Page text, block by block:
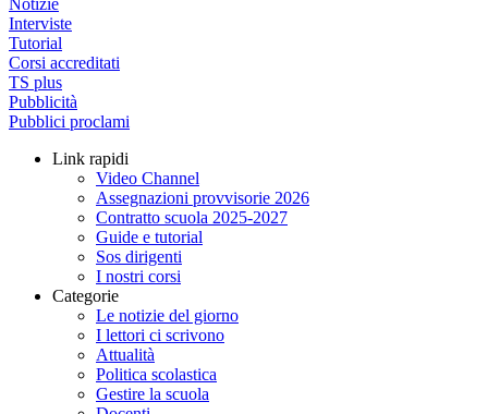
Notizie
Interviste
Tutorial
Corsi accreditati
TS plus
Pubblicità
Pubblici proclami
Link rapidi
Video Channel
Assegnazioni provvisorie 2026
Contratto scuola 2025-2027
Guide e tutorial
Sos dirigenti
I nostri corsi
Categorie
Le notizie del giorno
I lettori ci scrivono
Attualità
Politica scolastica
Gestire la scuola